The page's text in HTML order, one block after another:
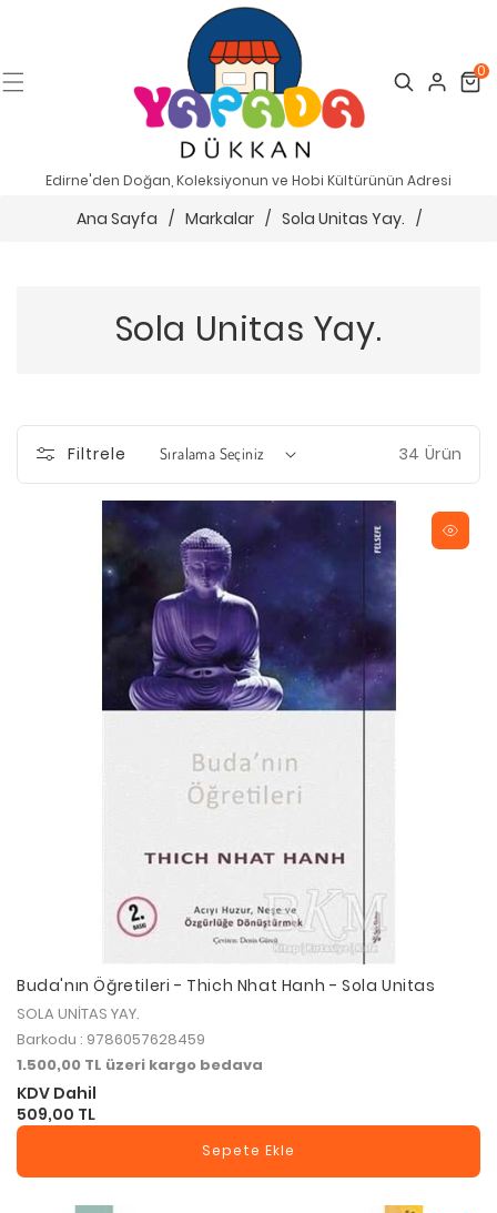
Search Cart
0
Edirne'den Doğan, Koleksiyonun ve Hobi Kültürünün Adresi
Ana Sayfa / Markalar / Sola Unitas Yay. /
Sola Unitas Yay.
Filtrele 34 Ürün
Buda'nın Öğretileri - Thich Nhat Hanh - Sola Unitas
SOLA UNİTAS YAY.
Barkodu : 9786057628459
1.500,00 TL üzeri kargo bedava
KDV Dahil
509,00 TL
Sepete Ekle